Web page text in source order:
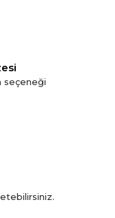
seçeneği